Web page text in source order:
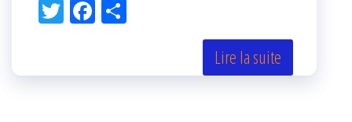
Tw Fac
k r
Lire la suite